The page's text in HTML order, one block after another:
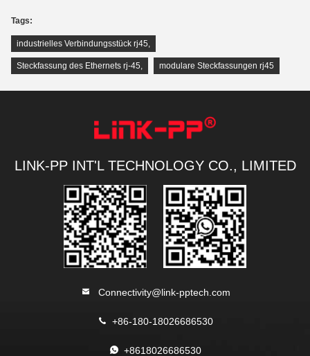
Tags:
industrielles Verbindungsstück rj45
Steckfassung des Ethernets rj-45 modulare Steckfassungen rj45
LINK-PP INT'L TECHNOLOGY CO., LIMITED
Connectivity@link-pptech.com
+86-180-18026686530
+8618026686530